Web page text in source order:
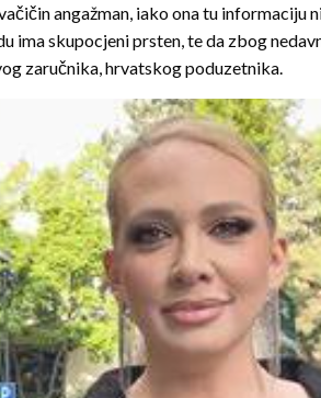
angažman, iako ona tu informaciju
ima skupocjeni prsten, te da zbog
zaručnika, hrvatskog poduzetnika.